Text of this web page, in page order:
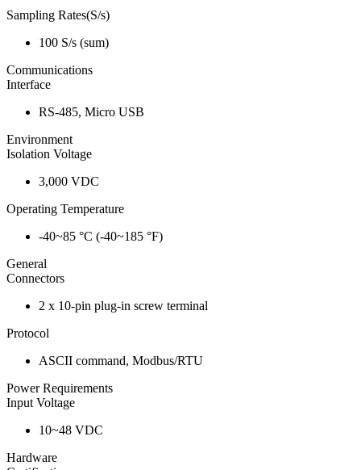
Sampling Rates(S/s)
100 S/s (sum)
Communications
Interface
RS-485, Micro USB
Environment
Isolation Voltage
3,000 VDC
Operating Temperature
-40~85 °C (-40~185 °F)
General
Connectors
2 x 10-pin plug-in screw terminal
Protocol
ASCII command, Modbus/RTU
Power Requirements
Input Voltage
10~48 VDC
Hardware